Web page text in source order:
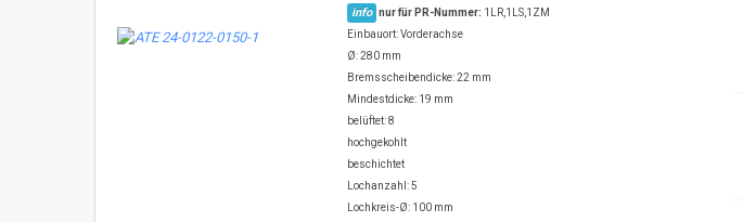
info nur für PR-Nummer: 1LR,1LS,1ZM
Einbauort: Vorderachse
Ø: 280 mm
Bremsscheibendicke: 22 mm
Mindestdicke: 19 mm
belüftet: 8
hochgekohlt
beschichtet
Lochanzahl: 5
Lochkreis-Ø: 100 mm